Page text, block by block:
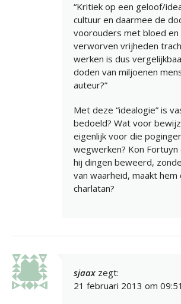
“Kritiek op een geloof/
cultuur en daarmee de
voorouders met bloed en
verworven vrijheden
werken is dus
doden van miljoenen
auteur?”
Met deze “idealogie” is
bedoeld? Wat voor
eigenlijk voor die
wegwerken? Kon Fortuyn
hij dingen beweerd,
van waarheid, maakt hem
charlatan?
sjaax zegt:
21 februari 2013 om 09:51